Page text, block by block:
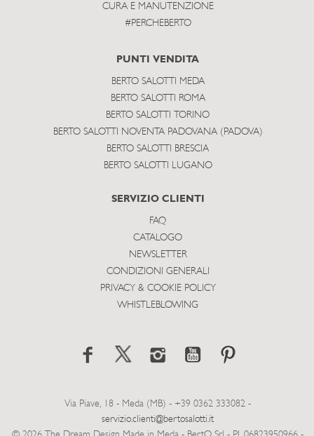
CURA E MANUTENZIONE
#PERCHEBERTO
PUNTI VENDITA
BERTO SALOTTI MEDA
BERTO SALOTTI ROMA
BERTO SALOTTI TORINO
BERTO SALOTTI NOVENTA PADOVANA (PADOVA)
BERTO SALOTTI BRESCIA
BERTO SALOTTI LUGANO
SERVIZIO CLIENTI
FAQ
CATALOGO
NEWSLETTER
CONDIZIONI GENERALI
PRIVACY & COOKIE POLICY
WHISTLEBLOWING
Via Piave, 18 - Meda (MB) - +39 0362 333082 -
servizio.clienti@bertosalotti.it